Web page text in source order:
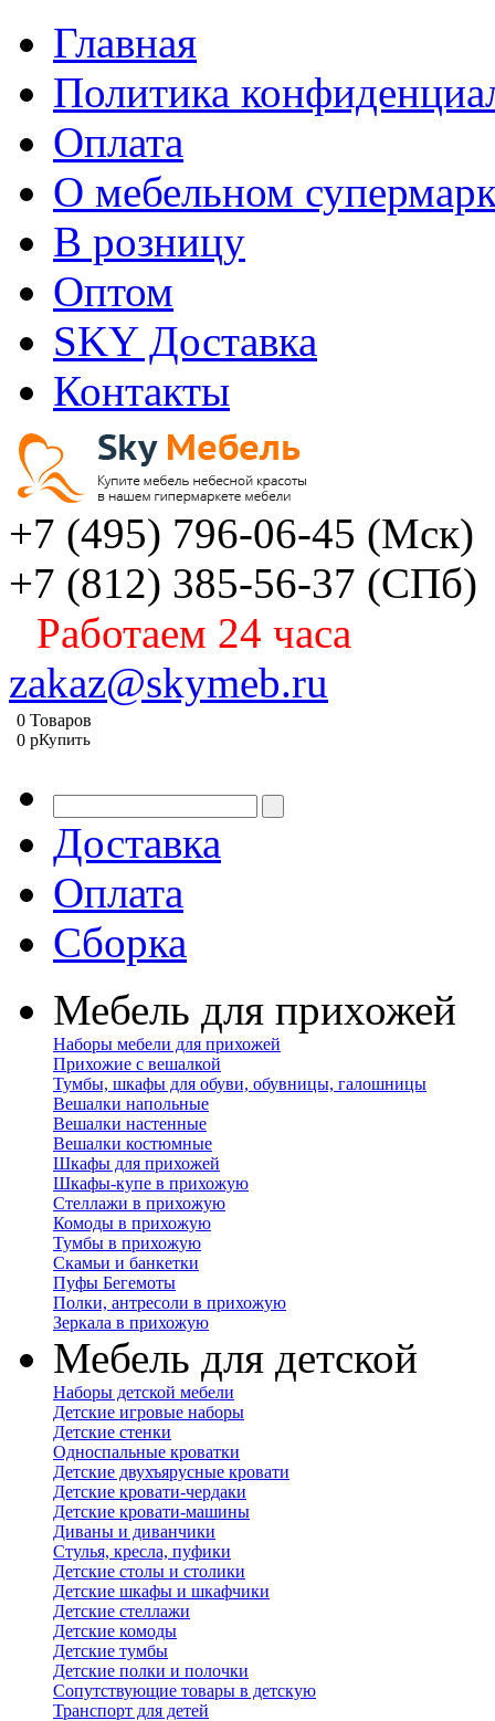
Главная
Политика
Оплата
О мебельном
В розницу
Оптом
SKY Доставка
Контакты
+7 (495) 796-06-45 (Мск)
+7 (812) 385-56-37 (СПб)
Работаем 24 часа
zakaz@skymeb.ru
0 Товаров
0 pКупить
Доставка
Оплата
Сборка
Мебель для прихожей
Наборы мебели для прихожей
Прихожие с вешалкой
Тумбы, шкафы для обуви, обувницы, галошницы
Вешалки напольные
Вешалки настенные
Вешалки костюмные
Шкафы для прихожей
Шкафы-купе в прихожую
Стеллажи в прихожую
Комоды в прихожую
Тумбы в прихожую
Скамьи и банкетки
Пуфы Бегемоты
Полки, антресоли в прихожую
Зеркала в прихожую
Мебель для детской
Наборы детской мебели
Детские игровые наборы
Детские стенки
Односпальные кроватки
Детские двухъярусные кровати
Детские кровати-чердаки
Детские кровати-машины
Диваны и диванчики
Стулья, кресла, пуфики
Детские столы и столики
Детские шкафы и шкафчики
Детские стеллажи
Детские комоды
Детские тумбы
Детские полки и полочки
Сопутствующие товары в детскую
Транспорт для детей